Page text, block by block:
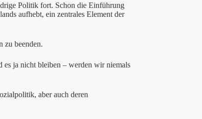
Politik fort. Schon die Einführung
aufhebt, ein zentrales Element der
zu beenden.
ja nicht bleiben – werden wir niemals
aber auch deren